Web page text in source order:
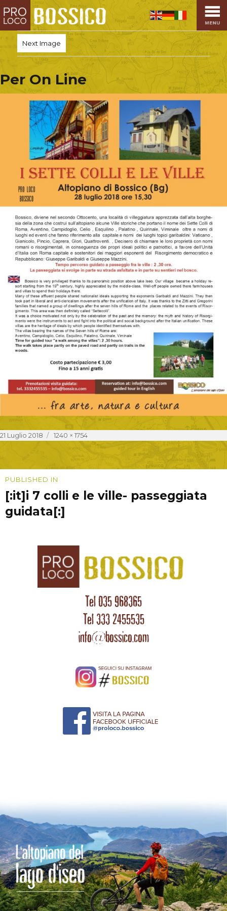
HOME
PRO LOCO
L’ALTOPIANO
PROMOZIONI
ASSOCIAZIONI
SPORT
OSPITALITÀ
SAPORI TIPICI
ARTE E CULTURA
COMMERCIO
DINTORNI
CONTATTI
Next Image
Per On Line
Posted
21 Luglio 2018
Full
1240 × 1754
Navigazione
articoli
PUBLISHED IN
[:it]i 7 colli e le ville- passeggiata
guidata[:]
Tel 035 968365
Tel 333 2455535
info@bossico.com